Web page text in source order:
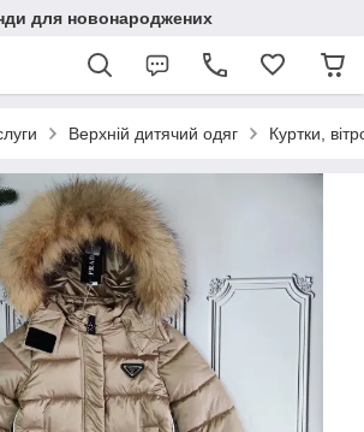
для новонароджених
Верхній дитячий одяг Куртки,